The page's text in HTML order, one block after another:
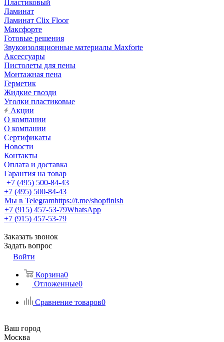
Пластиковый
Ламинат
Ламинат Clix Floor
Максфорте
Готовые решения
Звукоизоляционные материалы Maxforte
Аксессуары
Пистолеты для пены
Монтажная пена
Герметик
Жидкие гвозди
Уголки пластиковые
Акции
О компании
О компании
Сертификаты
Новости
Контакты
Оплата и доставка
Гарантия на товар
+7 (495) 500-84-43
+7 (495) 500-84-43
Мы в Telegramhttps://t.me/shopfinish
+7 (915) 457-53-79WhatsApp
+7 (915) 457-53-79
Заказать звонок
Задать вопрос
Войти
Корзина0
Отложенные0
Сравнение товаров0
Ваш город
Москва